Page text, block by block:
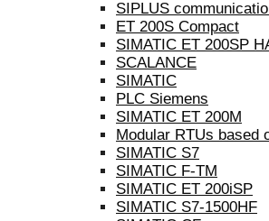
SIPLUS
ET 200S Compact
SIMATIC ET 200SP
SCALANCE
SIMATIC
PLC Siemens
SIMATIC ET 200M
Modular RTUs based
SIMATIC S7
SIMATIC F-TM
SIMATIC ET 200iSP
SIMATIC S7-1500HF